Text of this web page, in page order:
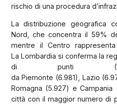
rischio di una procedura
La distribuzione geografica
Nord, che concentra il 59%
mentre il Centro
La Lombardia si conferma la
di punti
da Piemonte (6.981), Lazio
Romagna (5.927) e
città con il maggior numero di